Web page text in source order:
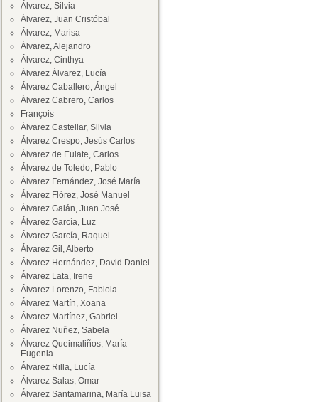
Álvarez, Silvia
Álvarez, Juan Cristóbal
Álvarez, Marisa
Álvarez, Alejandro
Álvarez, Cinthya
Álvarez Álvarez, Lucía
Álvarez Caballero, Ángel
Álvarez Cabrero, Carlos
François
Álvarez Castellar, Silvia
Álvarez Crespo, Jesús Carlos
Álvarez de Eulate, Carlos
Álvarez de Toledo, Pablo
Álvarez Fernández, José María
Álvarez Flórez, José Manuel
Álvarez Galán, Juan José
Álvarez García, Luz
Álvarez García, Raquel
Álvarez Gil, Alberto
Álvarez Hernández, David Daniel
Álvarez Lata, Irene
Álvarez Lorenzo, Fabiola
Álvarez Martín, Xoana
Álvarez Martínez, Gabriel
Álvarez Nuñez, Sabela
Álvarez Queimaliños, María
Eugenia
Álvarez Rilla, Lucía
Álvarez Salas, Omar
Álvarez Santamarina, María Luisa